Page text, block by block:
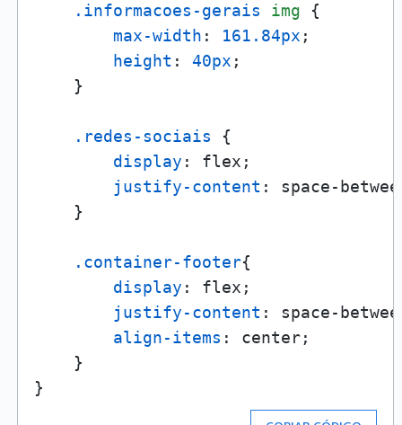
.informacoes-gerais img {
max-width : 161.84px ;
height : 40px ;
    }
.redes-sociais {
display : flex;
justify-content : space-
    }
.container-footer{
display : flex;
justify-content : space-
align-items : center;
    }